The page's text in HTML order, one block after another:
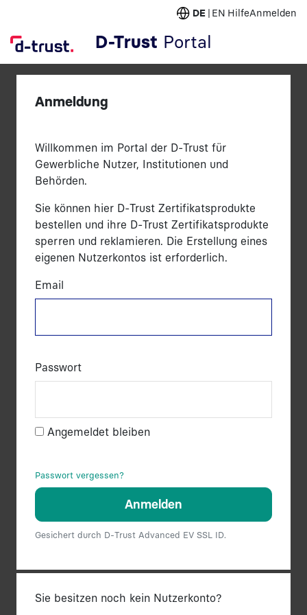
DE EN HilfeAnmelden
D-Trust Portal
Anmeldung
Willkommen im Portal der D-Trust für
Gewerbliche Nutzer, Institutionen und
Behörden.
Sie können hier D-Trust Zertifikatsprodukte
bestellen und ihre D-Trust Zertifikatsprodukte
sperren und reklamieren. Die Erstellung eines
eigenen Nutzerkontos ist erforderlich.
Email
Passwort
Angemeldet bleiben
Passwort vergessen?
Anmelden
Gesichert durch D-Trust Advanced EV SSL ID.
Sie besitzen noch kein Nutzerkonto?